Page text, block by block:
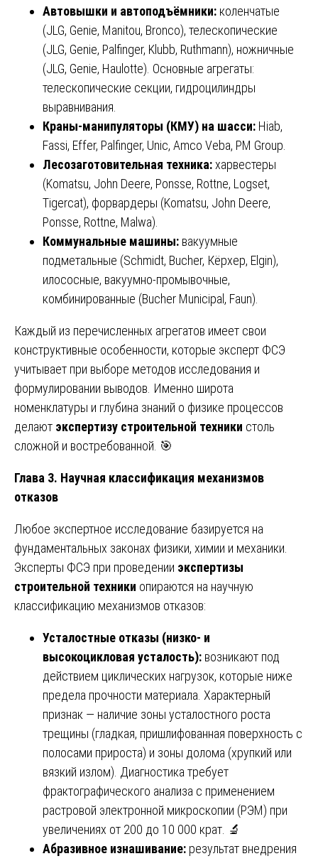
Автовышки и автоподъёмники: коленчатые
(JLG, Genie, Manitou, Bronco), телескопические
(JLG, Genie, Palfinger, Klubb, Ruthmann), ножничные
(JLG, Genie, Haulotte). Основные агрегаты:
телескопические секции, гидроцилиндры
выравнивания.
Краны-манипуляторы (КМУ) на шасси: Hiab,
Fassi, Effer, Palfinger, Unic, Amco Veba, PM Group.
Лесозаготовительная техника:харвестеры
(Komatsu, John Deere, Ponsse, Rottne, Logset,
Tigercat), форвардеры (Komatsu, John Deere,
Ponsse, Rottne, Malwa).
Коммунальные машины: вакуумные
подметальные (Schmidt, Bucher, Кёрхер, Elgin),
илососные, вакуумно-промывочные,
комбинированные (Bucher Municipal, Faun).
Каждый из перечисленных агрегатов имеет свои
конструктивные особенности, которые эксперт ФСЭ
учитывает при выборе методов исследования и
формулировании выводов. Именно широта
номенклатуры и глубина знаний о физике процессов
делают экспертизу строительной техники столь
сложной и востребованной. 🎯
Глава 3. Научная классификация механизмов
отказов
Любое экспертное исследование базируется на
фундаментальных законах физики, химии и механики.
Эксперты ФСЭ при проведении экспертизы
строительной техники опираются на научную
классификацию механизмов отказов:
Усталостные отказы (низко- и
высокоцикловая усталость): возникают под
действием циклических нагрузок, которые ниже
предела прочности материала. Характерный
признак — наличие зоны усталостного роста
трещины (гладкая, пришлифованная поверхность с
полосами прироста) и зоны долома (хрупкий или
вязкий излом). Диагностика требует
фрактографического анализа с применением
растровой электронной микроскопии (РЭМ) при
увеличениях от 200 до 10 000 крат. 🔬
Абразивное изнашивание: результат внедрения